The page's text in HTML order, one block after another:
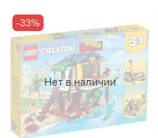
Нет в наличии
-33%